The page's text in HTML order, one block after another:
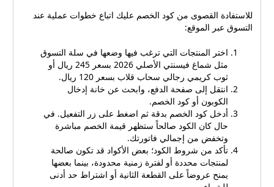
للاستفادة القصوى من كود الخصم عليك اتباع خطوات عملية عند
التسوق عبر الموقع:
اختر المنتجات التي ترغب فيها وضعها في سلة التسوق
مثل شماغ فيسنتي الأصلي 2026 بسعر 245 ريال أو
ثوب كريمي رجالي سحاب قلاب بسعر 120 ريال.
انتقل إلى صفحة الدفع، وابحث عن خانة إدخال
الكوبون أو كود الخصم.
أدخل كود الخصم بدقة ثم اضغط على زر التفعيل. في
حال كان الكود صالحاً ستظهر قيمة الخصم مباشرة
وتخفض من إجمالي فاتورتك.
تأكد من شروط الكود؛ بعض الأكواد قد تكون صالحة
لمنتجات محددة أو لفترة زمنية محدودة، بينما بعضها
يمنح عروضاً على القطعة الثانية أو اشتراط حد أدنى